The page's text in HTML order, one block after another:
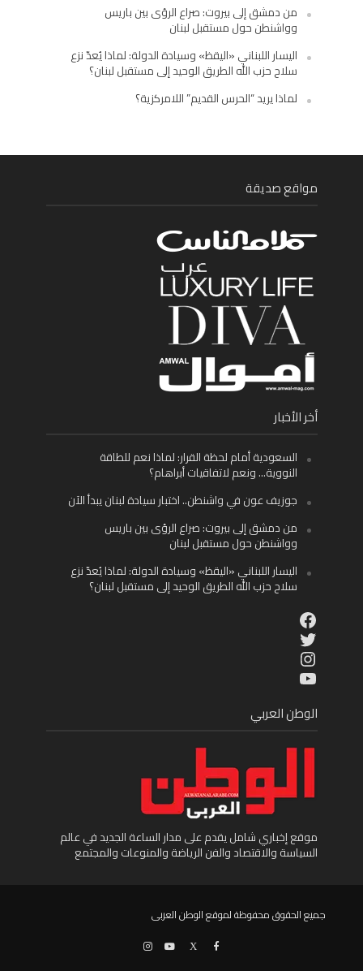
من دمشق إلى بيروت: صراع الرؤى بين باريس
وواشنطن حول مستقبل لبنان
اليسار اللبناني «اليقظ» وسيادة الدولة: لماذا يُعدّ نزع
سلاح حزب الله الطريق الوحيد إلى مستقبل لبنان؟
لماذا يريد “الحرس القديم” اللامركزية؟
مواقع صديقة
أخر الأخبار
السعودية أمام لحظة القرار: لماذا نعم للطاقة
النووية… ونعم لاتفاقيات أبراهام؟
جوزيف عون في واشنطن.. اختبار سيادة لبنان يبدأ الآن
من دمشق إلى بيروت: صراع الرؤى بين باريس
وواشنطن حول مستقبل لبنان
اليسار اللبناني «اليقظ» وسيادة الدولة: لماذا يُعدّ نزع
سلاح حزب الله الطريق الوحيد إلى مستقبل لبنان؟
Facebook
Twitter
Instagram
YouTube
الوطن العربي
موقع إخباري شامل يقدم على مدار الساعة الجديد في عالم
السياسة والاقتصاد والفن الرياضة والمنوعات والمجتمع
جميع الحقوق محفوظة لموقع الوطن العربى